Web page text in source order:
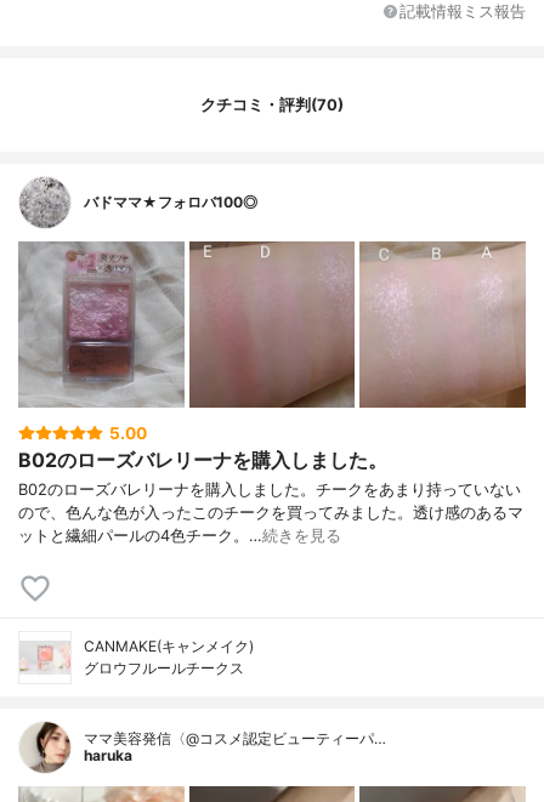
記載情報ミス報告
クチコミ・評判(70)
バドママ★フォロバ100◎
5.00
B02のローズバレリーナを購入しました。
B02のローズバレリーナを購入しました。チークをあまり持っていない
ので、色んな色が入ったこのチークを買ってみました。透け感のあるマ
ットと繊細パールの4色チーク。…続きを見る
CANMAKE(キャンメイク)
グロウフルールチークス
ママ美容発信〈@コスメ認定ビューティーパ…
haruka